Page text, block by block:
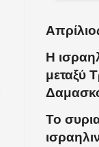
Η
μεταξύ
Το